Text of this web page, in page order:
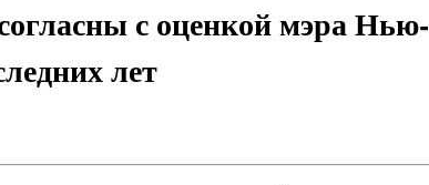
с оценкой мэра Нью-
лет